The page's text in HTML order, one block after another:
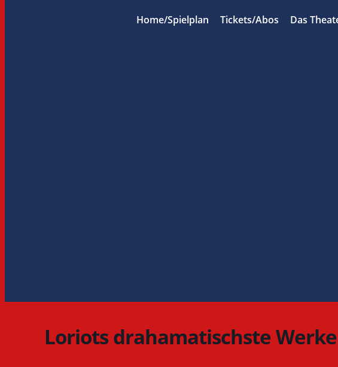
Home/Spielplan Tickets/Abos Das
Loriots drahamatischste Werke